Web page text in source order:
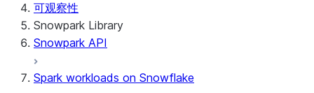
可观察性
Snowpark Library
Snowpark API
Spark workloads on Snowflake